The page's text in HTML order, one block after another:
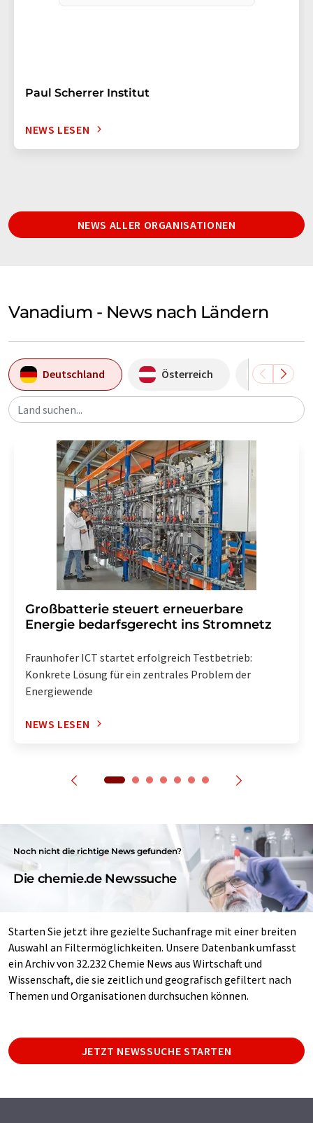
Paul Scherrer Institut
NEWS LESEN
NEWS ALLER ORGANISATIONEN
Vanadium - News nach Ländern
Deutschland Österreich Japan
Land suchen...
Großbatterie steuert erneuerbare
Energie bedarfsgerecht ins Stromnetz
Fraunhofer ICT startet erfolgreich Testbetrieb:
Konkrete Lösung für ein zentrales Problem der
Energiewende
NEWS LESEN
Noch nicht die richtige News gefunden?
Die chemie.de Newssuche
Starten Sie jetzt ihre gezielte Suchanfrage mit einer breiten
Auswahl an Filtermöglichkeiten. Unsere Datenbank umfasst
ein Archiv von 32.232 Chemie News aus Wirtschaft und
Wissenschaft, die sie zeitlich und geografisch gefiltert nach
Themen und Organisationen durchsuchen können.
JETZT NEWSSUCHE STARTEN